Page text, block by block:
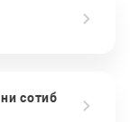
сотиб